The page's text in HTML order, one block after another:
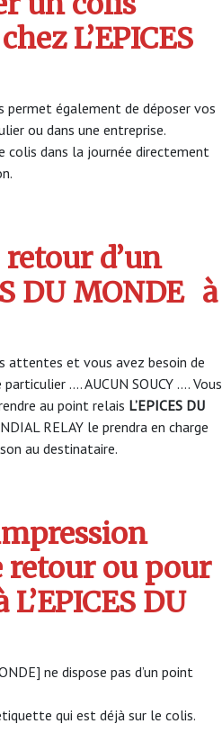
L’EPICES
permet également de déposer vos
ou dans une entreprise.
colis dans la journée directement
d’un
DU MONDE à
attentes et vous avez besoin de
…. AUCUN SOUCY …. Vous
au point relais L’EPICES DU
RELAY le prendra en charge
au destinataire.
retour ou pour
DU
ne dispose pas d’un point
qui est déjà sur le colis.